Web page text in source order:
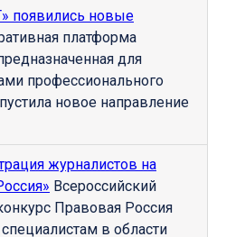
появились новые
платформа
для
профессионального
новое направление
журналистов на
Всероссийский
Правовая Россия
в области